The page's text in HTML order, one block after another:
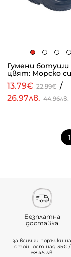
Гумени ботуши
цвят: Морско
13.79€ 22.99€ /
26.97лв. 44.96лв.
1
Безплатна
доставка
за всички поръчки на
стойност над 35€ /
68.45 лв.